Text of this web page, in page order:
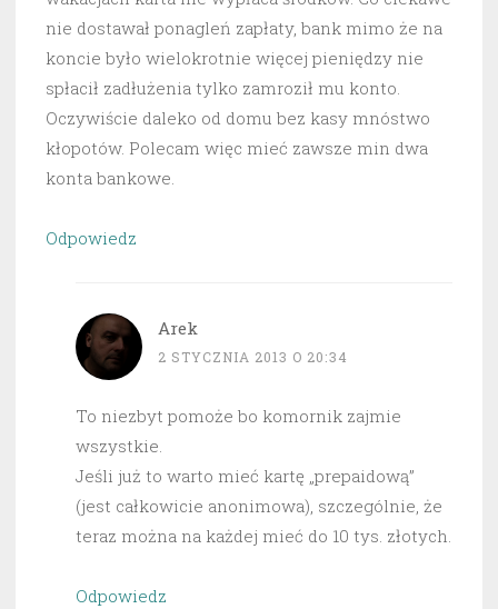
nie dostawał ponagleń zapłaty, bank mimo że na
koncie było wielokrotnie więcej pieniędzy nie
spłacił zadłużenia tylko zamroził mu konto.
Oczywiście daleko od domu bez kasy mnóstwo
kłopotów. Polecam więc mieć zawsze min dwa
konta bankowe.
Odpowiedz
Arek
2 STYCZNIA 2013 O 20:34
To niezbyt pomoże bo komornik zajmie
wszystkie.
Jeśli już to warto mieć kartę „prepaidową”
(jest całkowicie anonimowa), szczególnie, że
teraz można na każdej mieć do 10 tys. złotych.
Odpowiedz